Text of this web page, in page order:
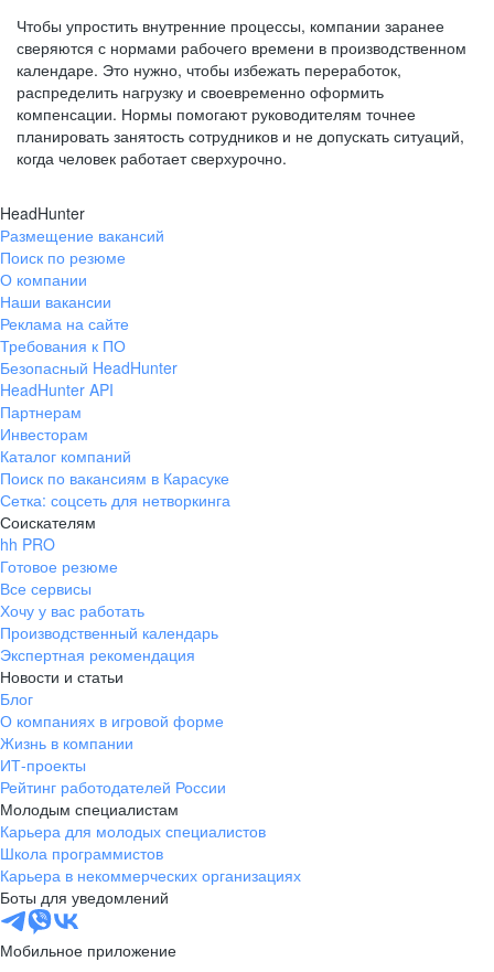
Чтобы упростить внутренние процессы, компании заранее
сверяются с нормами рабочего времени в производственном
календаре. Это нужно, чтобы избежать переработок,
распределить нагрузку и своевременно оформить
компенсации. Нормы помогают руководителям точнее
планировать занятость сотрудников и не допускать ситуаций,
когда человек работает сверхурочно.
HeadHunter
Размещение вакансий
Поиск по резюме
О компании
Наши вакансии
Реклама на сайте
Требования к ПО
Безопасный HeadHunter
HeadHunter API
Партнерам
Инвесторам
Каталог компаний
Поиск по вакансиям в Карасуке
Сетка: соцсеть для нетворкинга
Соискателям
hh PRO
Готовое резюме
Все сервисы
Хочу у вас работать
Производственный календарь
Экспертная рекомендация
Новости и статьи
Блог
О компаниях в игровой форме
Жизнь в компании
ИТ-проекты
Рейтинг работодателей России
Молодым специалистам
Карьера для молодых специалистов
Школа программистов
Карьера в некоммерческих организациях
Боты для уведомлений
Мобильное приложение